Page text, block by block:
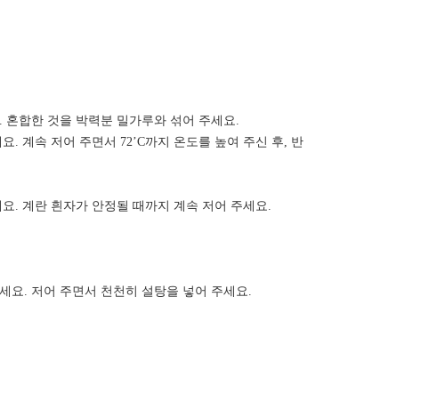
합한 것을 박력분 밀가루와 섞어 주세요.
. 계속 저어 주면서 72’C까지 온도를 높여 주신 후, 반
. 계란 흰자가 안정될 때까지 계속 저어 주세요.
요. 저어 주면서 천천히 설탕을 넣어 주세요.